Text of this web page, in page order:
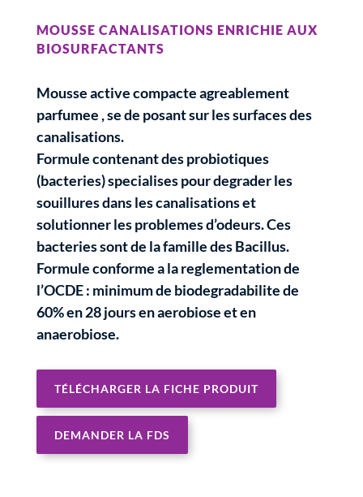
MOUSSE CANALISATIONS ENRICHIE AUX
BIOSURFACTANTS
Mousse active compacte agreablement
parfumee , se de posant sur les surfaces des
canalisations.
Formule contenant des probiotiques
(bacteries) specialises pour degrader les
souillures dans les canalisations et
solutionner les problemes d’odeurs. Ces
bacteries sont de la famille des Bacillus.
Formule conforme a la reglementation de
l’OCDE : minimum de biodegradabilite de
60% en 28 jours en aerobiose et en
anaerobiose.
TÉLÉCHARGER LA FICHE PRODUIT
DEMANDER LA FDS